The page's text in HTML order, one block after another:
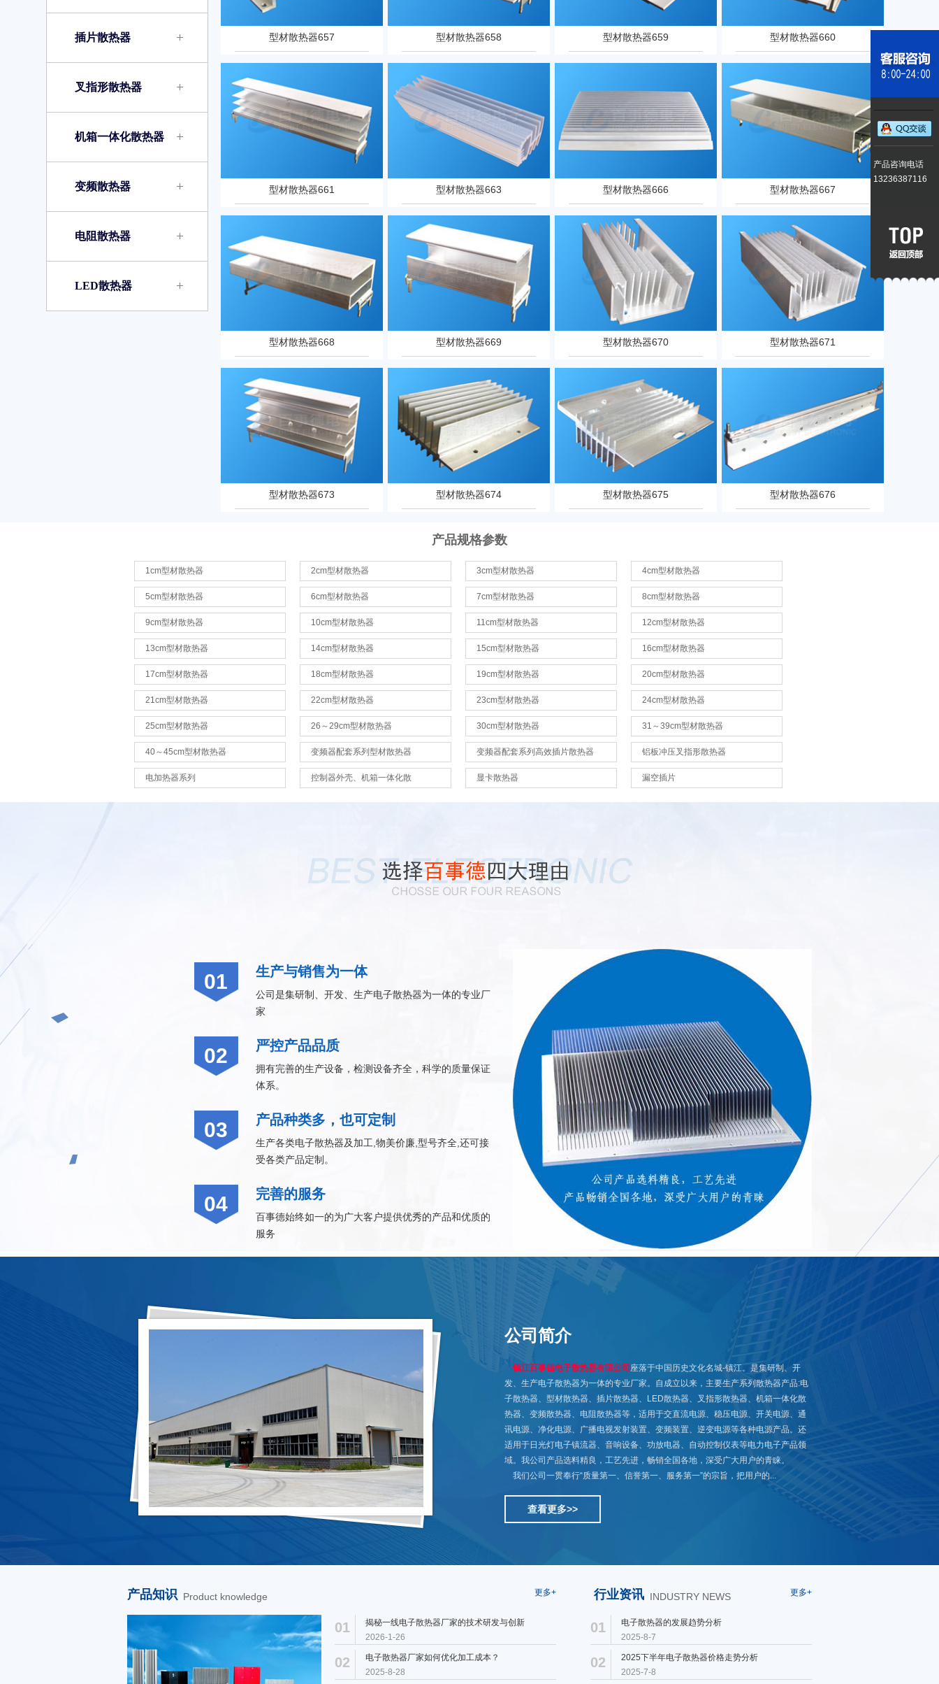
插片散热器
叉指形散热器
机箱一体化散热器
变频散热器
电阻散热器
LED散热器
型材散热器657 型材散热器658 型材散热器659 型材散热器660
型材散热器661 型材散热器663 型材散热器666 型材散热器667
型材散热器668 型材散热器669 型材散热器670 型材散热器671
型材散热器673 型材散热器674 型材散热器675 型材散热器676
产品规格参数
1cm型材散热器 2cm型材散热器 3cm型材散热器 4cm型材散热器
5cm型材散热器 6cm型材散热器 7cm型材散热器 8cm型材散热器
9cm型材散热器 10cm型材散热器 11cm型材散热器 12cm型材散热器
13cm型材散热器 14cm型材散热器 15cm型材散热器 16cm型材散热器
17cm型材散热器 18cm型材散热器 19cm型材散热器 20cm型材散热器
21cm型材散热器 22cm型材散热器 23cm型材散热器 24cm型材散热器
25cm型材散热器 26～29cm型材散热器 30cm型材散热器 31～39cm型材散热器
40～45cm型材散热器 变频器配套系列型材散热器 变频器配套系列高效插片散热器 铝板冲压叉指形散热器
电加热器系列 控制器外壳、机箱一体化散 显卡散热器 漏空插片
01 生产与销售为一体
公司是集研制、开发、生产电子散热器为一体的专业厂
家
02 严控产品品质
拥有完善的生产设备，检测设备齐全，科学的质量保证
体系。
03 产品种类多，也可定制
生产各类电子散热器及加工,物美价廉,型号齐全,还可接
受各类产品定制。
04 完善的服务
百事德始终如一的为广大客户提供优秀的产品和优质的
服务
公司简介
镇江百事德电子散热器有限公司 座落于中国历史文化名城-镇江。是集研制、开
发、生产电子散热器为一体的专业厂家。自成立以来，主要生产系列散热器产品:电
子散热器、型材散热器、插片散热器、LED散热器、叉指形散热器、机箱一体化散
热器、变频散热器、电阻散热器等，适用于交直流电源、稳压电源、开关电源、通
讯电源、净化电源、广播电视发射装置、变频装置、逆变电源等各种电源产品。还
适用于日光灯电子镇流器、音响设备、功放电器、自动控制仪表等电力电子产品领
域。我公司产品选料精良，工艺先进，畅销全国各地，深受广大用户的青睐。
我们公司一贯奉行“质量第一、信誉第一、服务第一”的宗旨，把用户的...
查看更多>>
产品知识 Product knowledge 更多+
01
揭秘一线电子散热器厂家的技术研发与创新
2026-1-26
02
电子散热器厂家如何优化加工成本？
2025-8-28
行业资讯 INDUSTRY NEWS 更多+
01
电子散热器的发展趋势分析
2025-8-7
02
2025下半年电子散热器价格走势分析
2025-7-8
产品咨询电话
13236387116